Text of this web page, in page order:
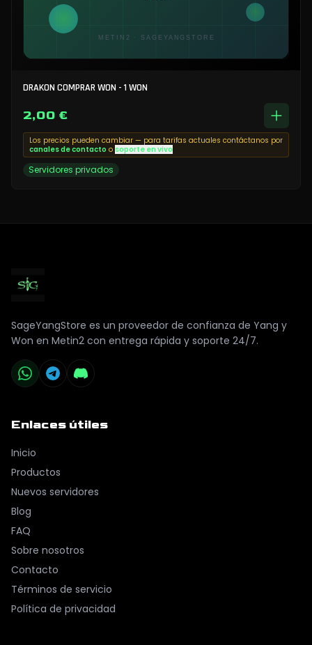
DRAKON COMPRAR WON - 1 WON
2,00 €
Los precios pueden cambiar — para tarifas actuales contáctanos por
canales de contacto o soporte en vivo
Servidores privados
SageYangStore es un proveedor de confianza de Yang y
Won en Metin2 con entrega rápida y soporte 24/7.
Enlaces útiles
Inicio
Productos
Nuevos servidores
Blog
FAQ
Sobre nosotros
Contacto
Términos de servicio
Política de privacidad